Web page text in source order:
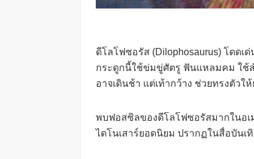
ดีโลโฟซอรัส (Dilophosaurus) โดด
กระดูกนี้ใช้ข่มขู่ศัตรู ฟันแหลมคม ใช้
อาจเดินช้า แต่เท้ากว้าง ช่วยทรงตัวใ
พบฟอสซิลของดีโลโฟซอรัสมากในอเ
ไดโนเสาร์ยอดนิยม ปรากฏในสื่อบัน